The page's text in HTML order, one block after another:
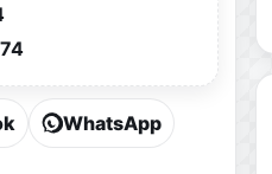
WhatsApp